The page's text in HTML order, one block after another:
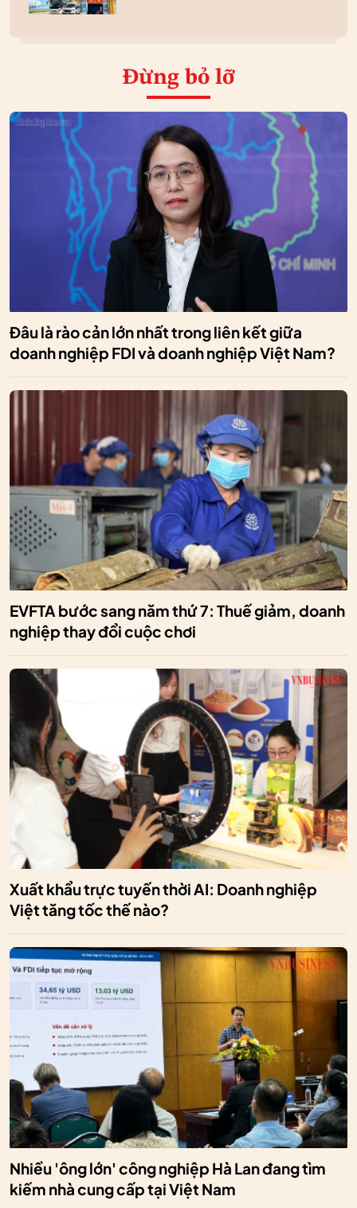
Đừng bỏ lỡ
Đâu là rào cản lớn nhất trong liên kết giữa
doanh nghiệp FDI và doanh nghiệp Việt Nam?
EVFTA bước sang năm thứ 7: Thuế giảm, doanh
nghiệp thay đổi cuộc chơi
Xuất khẩu trực tuyến thời AI: Doanh nghiệp
Việt tăng tốc thế nào?
Nhiều 'ông lớn' công nghiệp Hà Lan đang tìm
kiếm nhà cung cấp tại Việt Nam